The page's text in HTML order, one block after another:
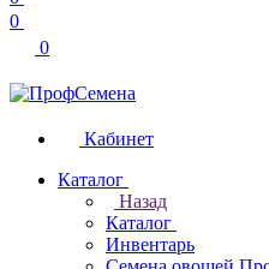
0
0
Кабинет
Каталог
Назад
Каталог
Инвентарь